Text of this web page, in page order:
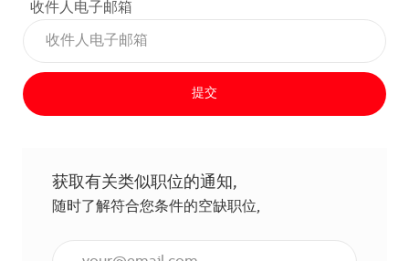
收件人电子邮箱
提交
获取有关类似职位的通知,
随时了解符合您条件的空缺职位,